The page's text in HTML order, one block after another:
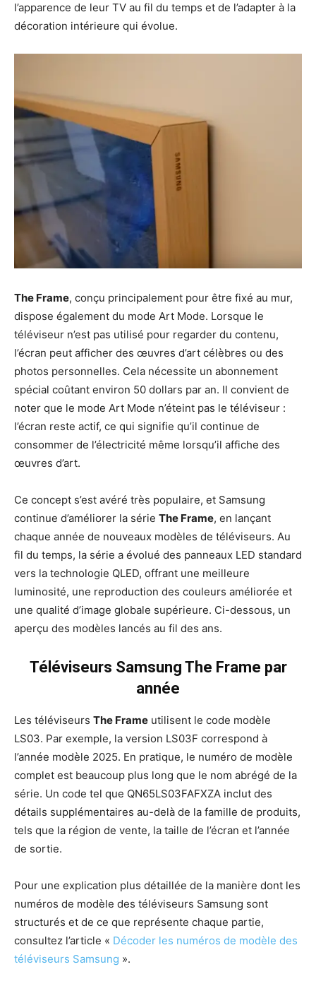
l’apparence de leur TV au fil du temps et de l’adapter à la
décoration intérieure qui évolue.
The Frame, conçu principalement pour être fixé au mur,
dispose également du mode Art Mode. Lorsque le
téléviseur n’est pas utilisé pour regarder du contenu,
l’écran peut afficher des œuvres d’art célèbres ou des
photos personnelles. Cela nécessite un abonnement
spécial coûtant environ 50 dollars par an. Il convient de
noter que le mode Art Mode n’éteint pas le téléviseur :
l’écran reste actif, ce qui signifie qu’il continue de
consommer de l’électricité même lorsqu’il affiche des
œuvres d’art.
Ce concept s’est avéré très populaire, et Samsung
continue d’améliorer la série The Frame, en lançant
chaque année de nouveaux modèles de téléviseurs. Au
fil du temps, la série a évolué des panneaux LED standard
vers la technologie QLED, offrant une meilleure
luminosité, une reproduction des couleurs améliorée et
une qualité d’image globale supérieure. Ci-dessous, un
aperçu des modèles lancés au fil des ans.
Téléviseurs Samsung The Frame par
année
Les téléviseurs The Frame utilisent le code modèle
LS03. Par exemple, la version LS03F correspond à
l’année modèle 2025. En pratique, le numéro de modèle
complet est beaucoup plus long que le nom abrégé de la
série. Un code tel que QN65LS03FAFXZA inclut des
détails supplémentaires au-delà de la famille de produits,
tels que la région de vente, la taille de l’écran et l’année
de sortie.
Pour une explication plus détaillée de la manière dont les
numéros de modèle des téléviseurs Samsung sont
structurés et de ce que représente chaque partie,
consultez l’article « Décoder les numéros de modèle des
téléviseurs Samsung ».